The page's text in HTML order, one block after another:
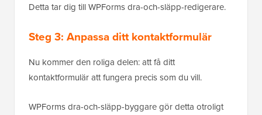
Detta tar dig till WPForms dra-och-släpp-redigerare.
Steg 3: Anpassa ditt kontaktformulär
Nu kommer den roliga delen: att få ditt
kontaktformulär att fungera precis som du vill.
WPForms dra-och-släpp-byggare gör detta otroligt